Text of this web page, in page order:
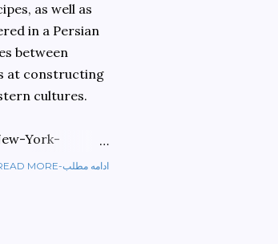
as well as
in a Persian
between
at constructing
cultures.
York-
READ MORE-ادامه مطلب